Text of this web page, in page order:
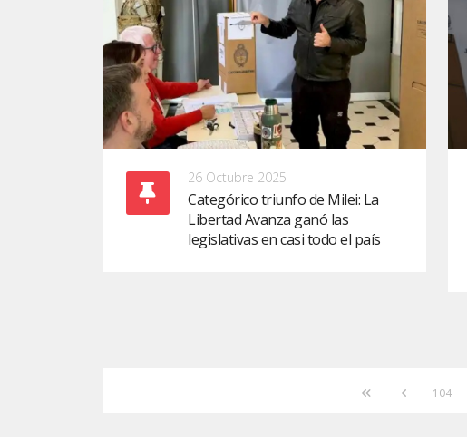
26 Octubre 2025
Categórico triunfo de Milei: La
Libertad Avanza ganó las
legislativas en casi todo el país
104